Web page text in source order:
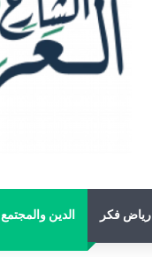
رياض فكر الدين والمجتمع